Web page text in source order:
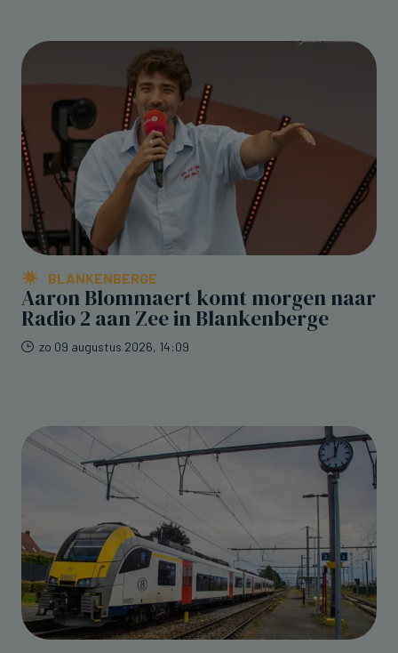
BLANKENBERGE
Aaron Blommaert komt morgen naar
Radio 2 aan Zee in Blankenberge
zo 09 augustus 2026, 14:09